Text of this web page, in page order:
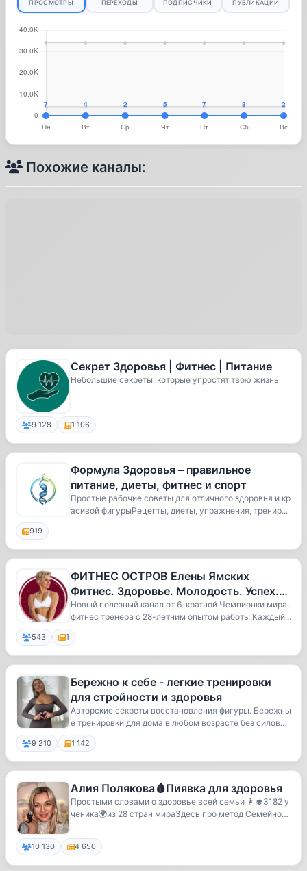
ПРОСМОТРЫ ПЕРЕХОДЫ ПОДПИСЧИКИ ПУБЛИКАЦИИ
Похожие каналы:
Секрет Здоровья | Фитнес | Питание
Небольшие секреты, которые упростят твою жизнь
9 128 1 106
Формула Здоровья – правильное
питание, диеты, фитнес и спорт
Простые рабочие советы для отличного здоровья и кр
асивой фигурыРецепты, диеты, упражнения, тренир...
919
ФИТНЕС ОСТРОВ Елены Ямских
Фитнес. Здоровье. Молодость. Успех.
Счастье. Самореализация. Победы.
Пров
Новый полезный канал от 6-кратной Чемпионки мира,
фитнес тренера с 28-летним опытом работы.Каждый...
543 1
Бережно к себе - легкие тренировки
для стройности и здоровья
Авторские секреты восстановления фигуры. Бережны
е тренировки для дома в любом возрасте без силов
ы...
9 210 1 142
Алия Полякова🩸Пиявка для здоровья
Простыми словами о здоровье всей семьи 👩‍🎓3182 у
ченика🌍из 28 стран мираЗдесь про метод Семейной
10 130 4 650